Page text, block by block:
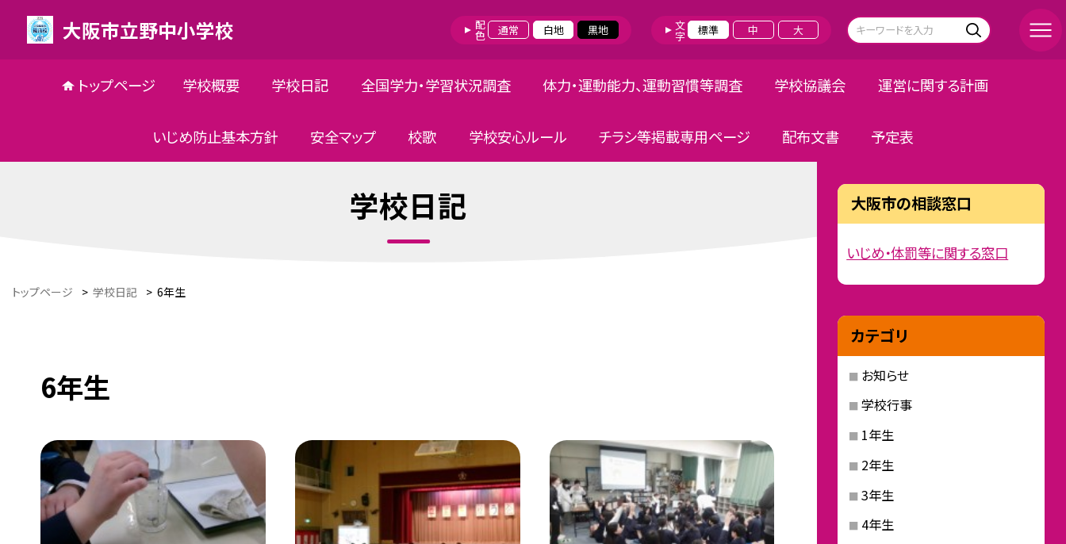
大阪市立野中小学校 配色 通常 白地 黒地 文字 標準 中 大
トップページ 学校概要 学校日記 全国学力・学習状況調査 体力・運動能力、運動習慣等調査 学校協議会 運営に関する計画
いじめ防止基本方針 安全マップ 校歌 学校安心ルール チラシ等掲載専用ページ 配布文書 予定表
学校日記
トップページ > 学校日記 > 6年生
6年生
大阪市の相談窓口
いじめ・体罰等に関する窓口
カテゴリ
お知らせ
学校行事
1年生
2年生
3年生
4年生